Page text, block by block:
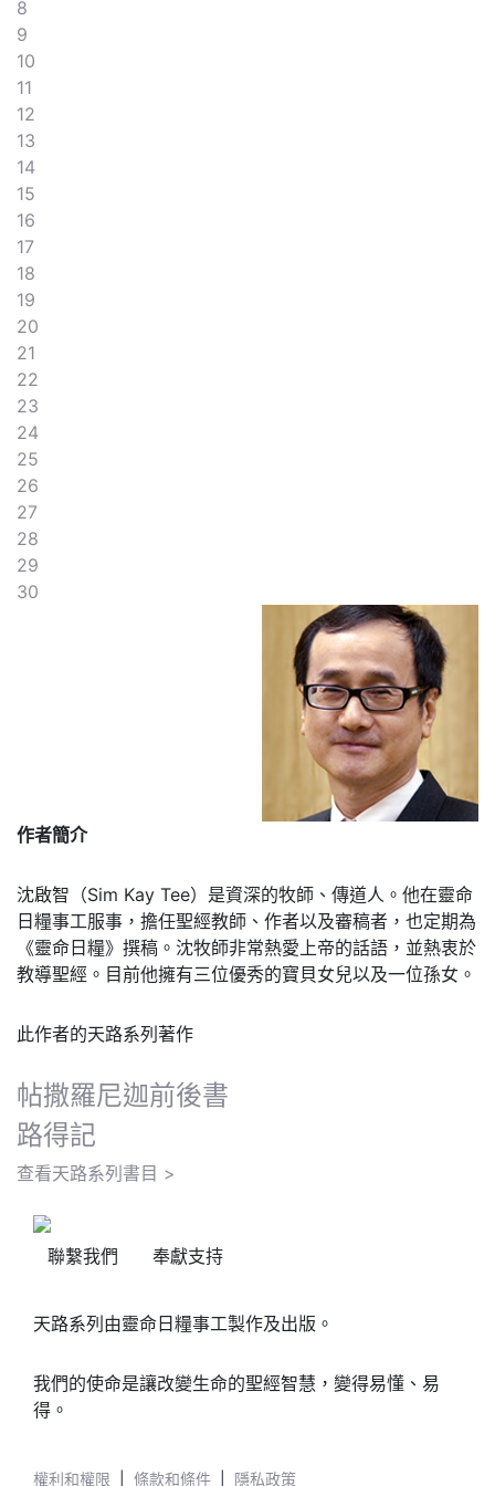
8
9
10
11
12
13
14
15
16
17
18
19
20
21
22
23
24
25
26
27
28
29
30
作者簡介
沈啟智（Sim Kay Tee）是資深的牧師、傳道人。他在靈命
日糧事工服事，擔任聖經教師、作者以及審稿者，也定期為
《靈命日糧》撰稿。沈牧師非常熱愛上帝的話語，並熱衷於
教導聖經。目前他擁有三位優秀的寶貝女兒以及一位孫女。
此作者的天路系列著作
帖撒羅尼迦前後書
路得記
查看天路系列書目 >
聯繫我們 奉獻支持
天路系列由靈命日糧事工製作及出版。
我們的使命是讓改變生命的聖經智慧，變得易懂、易
得。
權利和權限 條款和條件 隱私政策